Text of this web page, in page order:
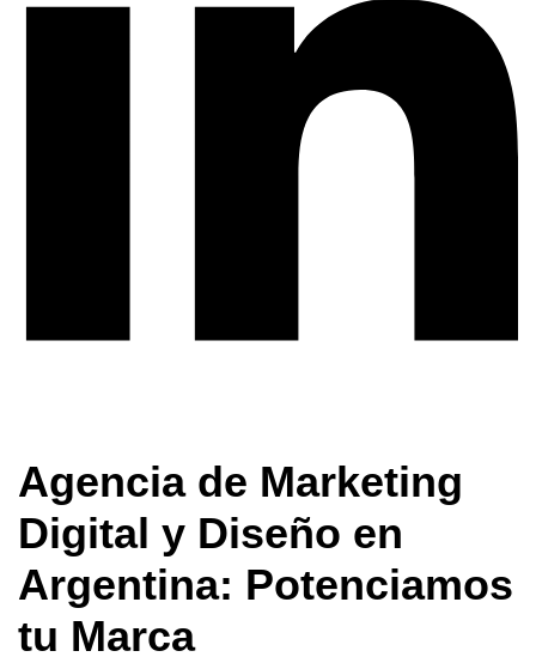
Agencia de Marketing
Digital y Diseño en
Argentina: Potenciamos
tu Marca